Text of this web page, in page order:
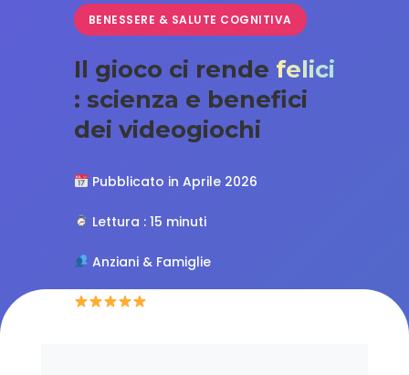
BENESSERE & SALUTE COGNITIVA
Il gioco ci rende felici
: scienza e benefici
dei videogiochi
Pubblicato in Aprile 2026
Lettura : 15 minuti
Anziani & Famiglie